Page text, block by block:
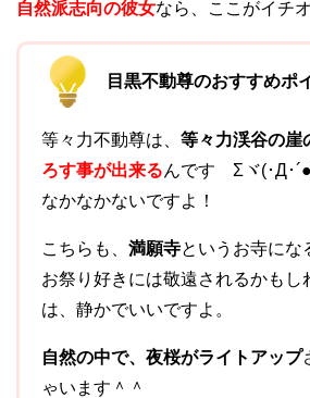
自然派志向の彼女なら、ここがイチ
目黒不動尊のおすすめポ
等々力不動尊は、 等々力渓谷の崖
ろす事が出来るんです Σヾ(･Д･
なかなかないですよ！
こちらも、 満願寺というお寺にな
お祭り好きには敬遠されるかもし
は、静かでいいですよ。
自然の中で、夜桜がライトアップ
ゃいます＾＾